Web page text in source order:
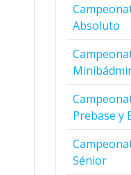
Absoluto
Prebase y
Sénior